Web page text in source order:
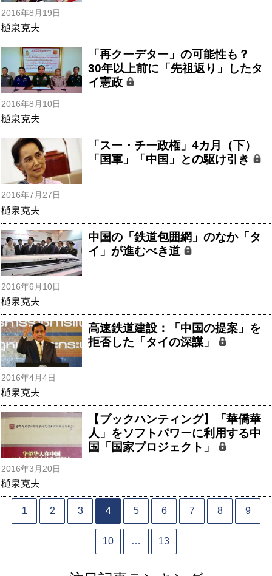
2016年8月19日
樋泉克夫
「再クーデター」の可能性も？
30年以上前に「先祖返り」したタ
イ憲政
2016年8月10日
樋泉克夫
「スー・チー政権」4カ月（下）
「国軍」「中国」との駆け引き
2016年7月27日
樋泉克夫
中国の「鉄道包囲網」のなか「タ
イ」が進むべき道
2016年6月10日
樋泉克夫
高速鉄道建設：「中国の提案」を
拒否した「タイの深謀」
2016年4月4日
樋泉克夫
【ブックハンティング】「華僑華
人」をソフトパワーに利用する中
国「国家プロジェクト」
2016年3月20日
樋泉克夫
1 2 3 4 5 6 7 8 9
10 … 13